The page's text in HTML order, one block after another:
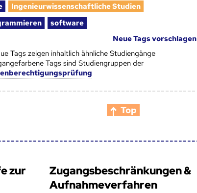
Ingenieurwissenschaftliche Studien
software
Neue Tags vorschlagen
Tags zeigen inhaltlich ähnliche Studiengänge
Tags sind Studiengruppen der
Top
zur
Zugangsbeschränkungen &
Aufnahmeverfahren